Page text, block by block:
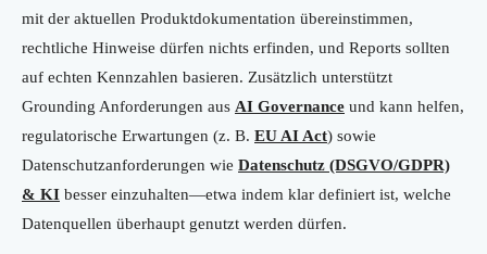
mit der aktuellen Produktdokumentation übereinstimmen,
rechtliche Hinweise dürfen nichts erfinden, und Reports sollten
auf echten Kennzahlen basieren. Zusätzlich unterstützt
Grounding Anforderungen aus AI Governance und kann helfen,
regulatorische Erwartungen (z. B. EU AI Act) sowie
Datenschutzanforderungen wie Datenschutz (DSGVO/GDPR)
& KI besser einzuhalten—etwa indem klar definiert ist, welche
Datenquellen überhaupt genutzt werden dürfen.